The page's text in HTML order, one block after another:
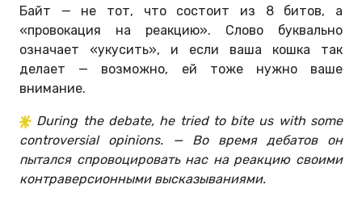
Байт — не тот, что состоит из 8 битов, а
«провокация на реакцию». Слово буквально
означает «укусить», и если ваша кошка так
делает — возможно, ей тоже нужно ваше
внимание.
During the debate, he tried to bite us with some
controversial opinions. — Во время дебатов он
пытался спровоцировать нас на реакцию своими
контраверсионными высказываниями.